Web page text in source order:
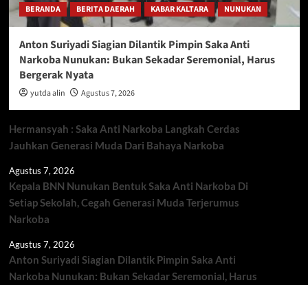
BERANDA BERITA DAERAH KABAR KALTARA NUNUKAN
Anton Suriyadi Siagian Dilantik Pimpin Saka Anti
Narkoba Nunukan: Bukan Sekadar Seremonial, Harus
Bergerak Nyata
yutda alin Agustus 7, 2026
Hermansyah : Saka Anti Narkoba Langkah Cerdas
Jauhkan Generasi Muda Dari Bahaya Narkoba
Agustus 7, 2026
Kepala BNN Nunukan Bentuk Saka Anti Narkoba Di
Setiap Sekolah, Cegah Generasi Muda Terjerumus
Narkoba
Agustus 7, 2026
Anton Suriyadi Siagian Dilantik Pimpin Saka Anti
Narkoba Nunukan: Bukan Sekadar Seremonial, Harus